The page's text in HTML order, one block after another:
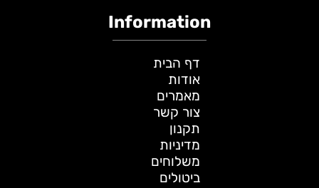
Information
דף הבית
אודות
מאמרים
צור קשר
תקנון
מדיניות
משלוחים
ביטולים